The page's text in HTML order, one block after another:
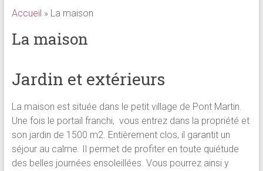
Accueil » La maison
La maison
Jardin et extérieurs
La maison est située dans le petit village de Pont Martin.
Une fois le portail franchi, vous entrez dans la propriété et
son jardin de 1500 m2. Entièrement clos, il garantit un
séjour au calme. Il permet de profiter en toute quiétude
des belles journées ensoleillées. Vous pourrez ainsi y